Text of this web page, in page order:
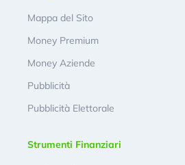
Mappa del Sito
Money Premium
Money Aziende
Pubblicità
Pubblicità Elettorale
Strumenti Finanziari